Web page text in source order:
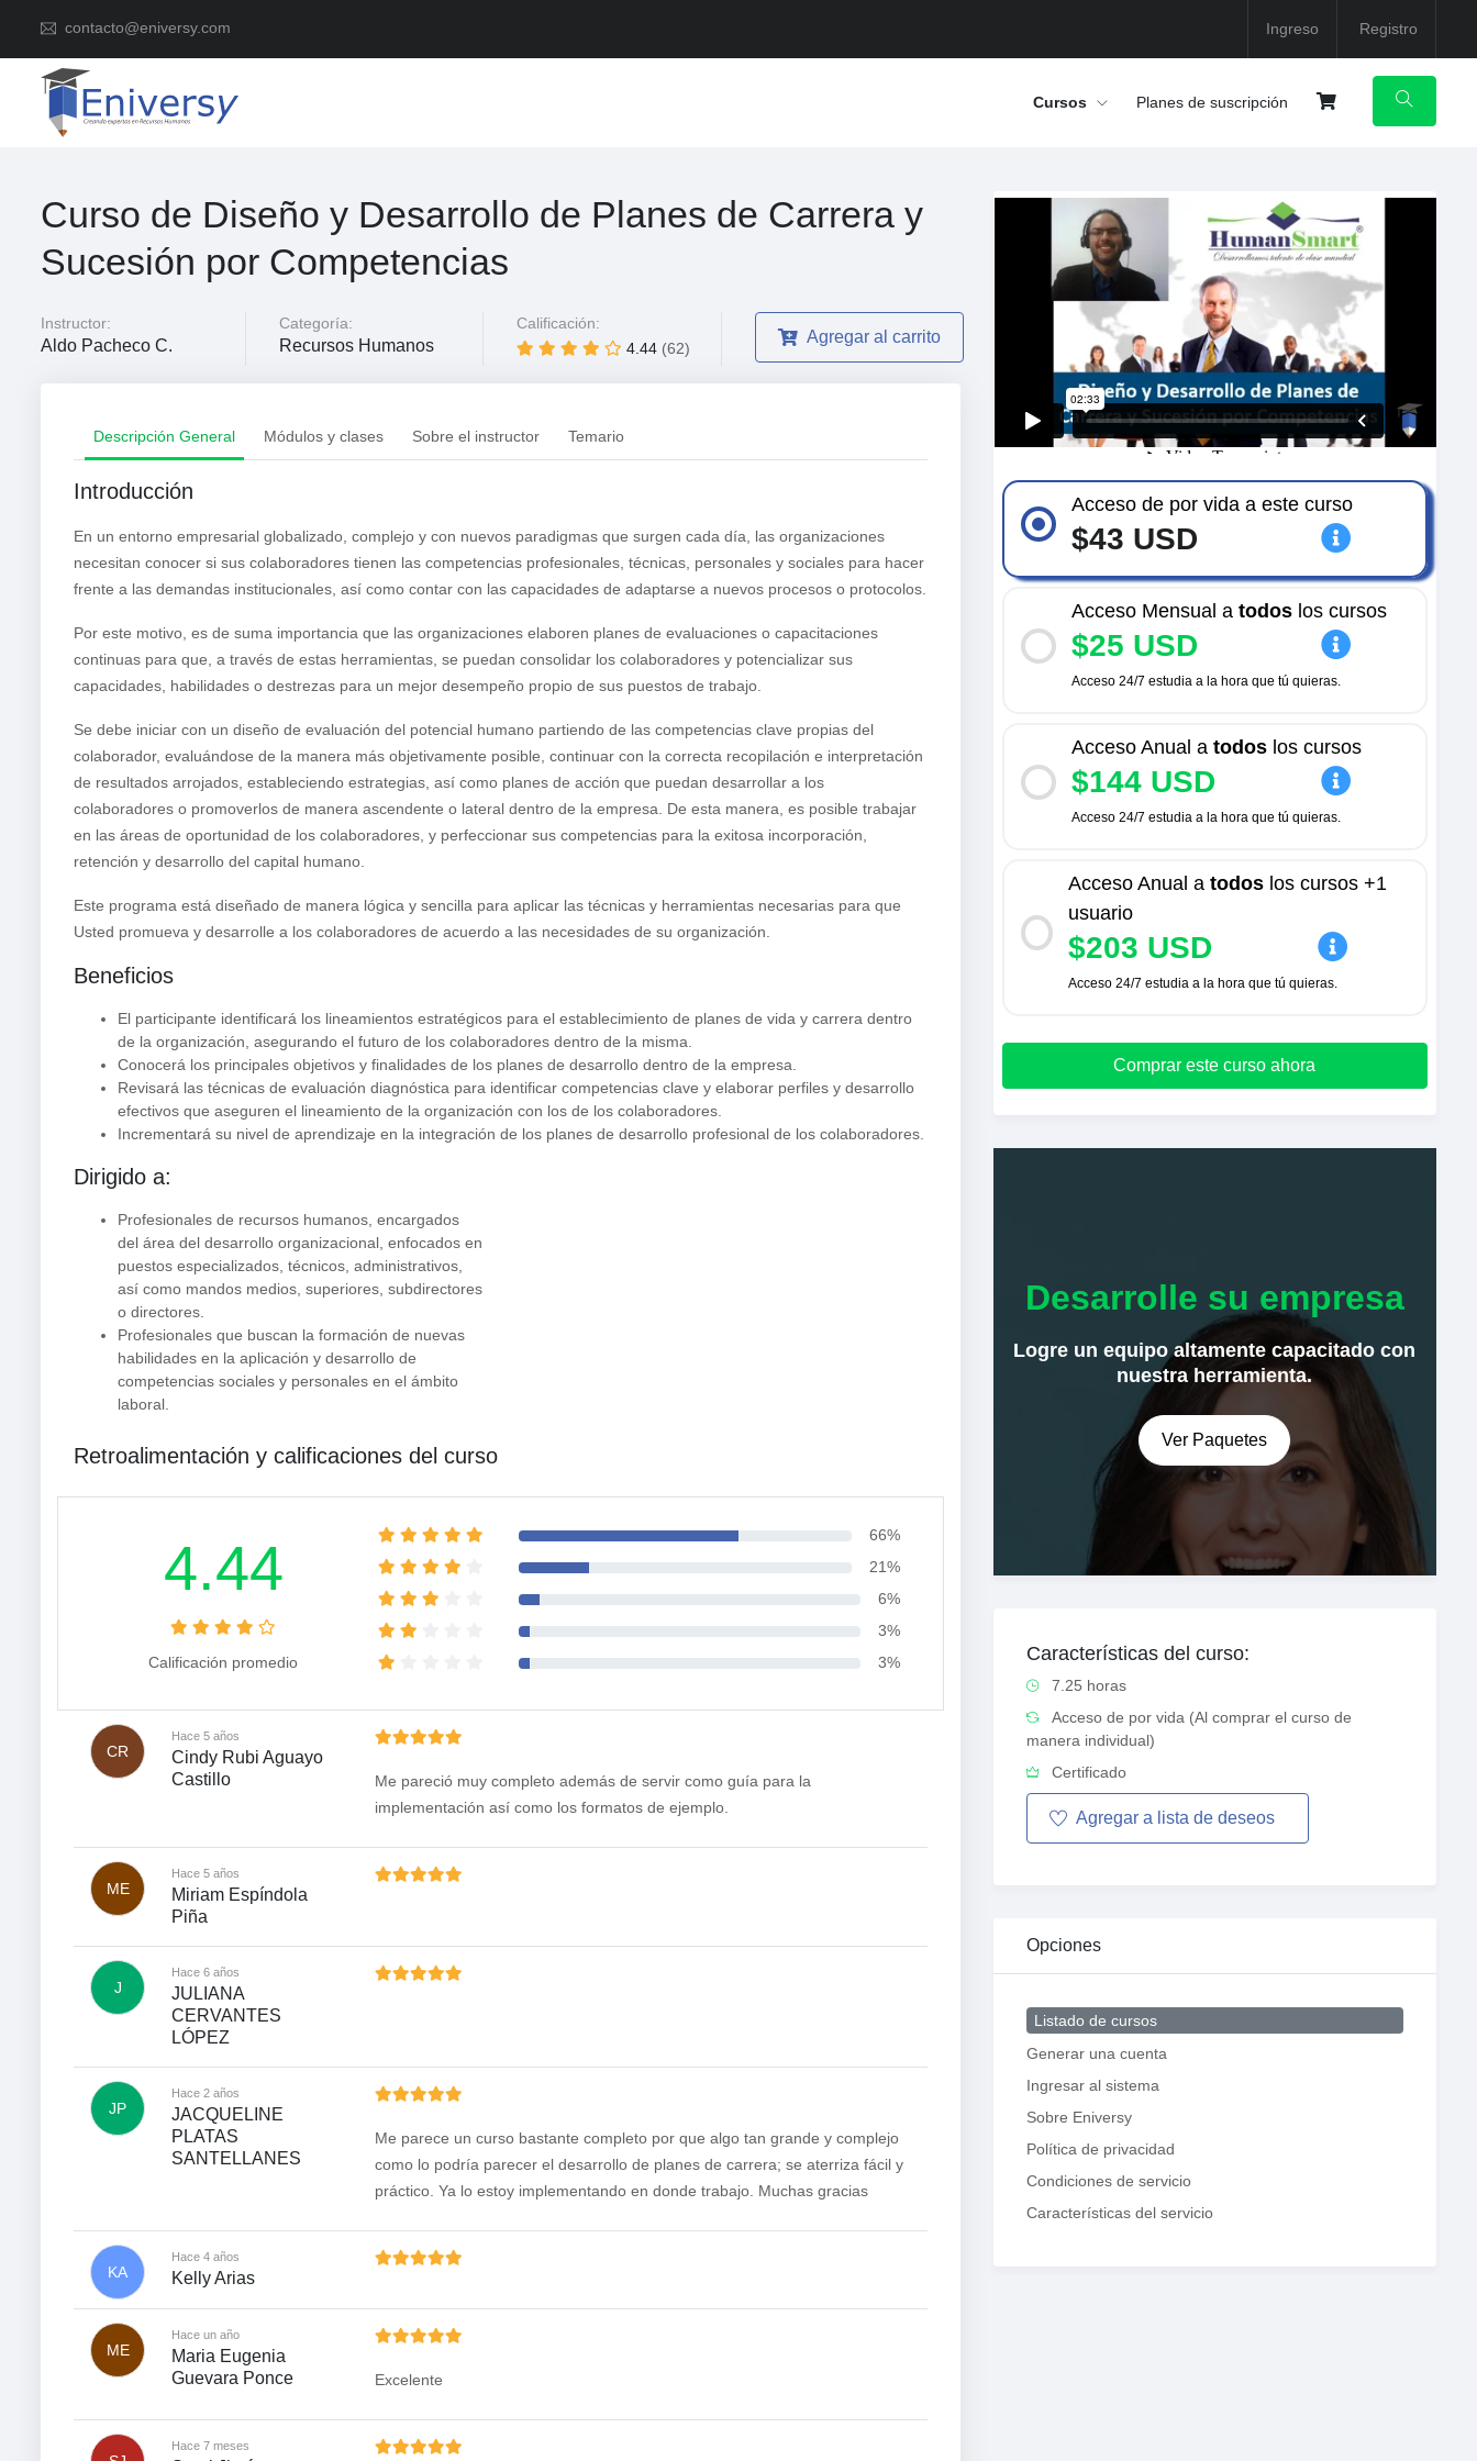
contacto@eniversy.com Ingreso Registro
Cursos Planes de suscripción
Acceso de por vida a este curso
$43 USD
Acceso Mensual atodos los cursos
$25 USD
Acceso 24/7 estudia a la hora que tú quieras.
Acceso Anual atodos los cursos
$144 USD
Acceso 24/7 estudia a la hora que tú quieras.
Acceso Anual atodos los cursos +1
usuario
$203 USD
Acceso 24/7 estudia a la hora que tú quieras.
Comprar este curso ahora
Desarrolle su empresa
Logre un equipo altamente capacitado con
nuestra herramienta.
Ver Paquetes
Características del curso:
7.25 horas
Acceso de por vida (Al comprar el curso de
manera individual)
Certificado
Agregar a lista de deseos
Opciones
Listado de cursos
Generar una cuenta
Ingresar al sistema
Sobre Eniversy
Política de privacidad
Condiciones de servicio
Características del servicio
Curso de Diseño y Desarrollo de Planes de Carrera y
Sucesión por Competencias
Instructor:
Aldo Pacheco C.
Categoría:
Recursos Humanos
Calificación:
4.44 (62)
Agregar al carrito
Descripción General Módulos y clases Sobre el instructor Temario
Introducción
En un entorno empresarial globalizado, complejo y con nuevos paradigmas que surgen cada día, las organizaciones
necesitan conocer si sus colaboradores tienen las competencias profesionales, técnicas, personales y sociales para hacer
frente a las demandas institucionales, así como contar con las capacidades de adaptarse a nuevos procesos o protocolos.
Por este motivo, es de suma importancia que las organizaciones elaboren planes de evaluaciones o capacitaciones
continuas para que, a través de estas herramientas, se puedan consolidar los colaboradores y potencializar sus
capacidades, habilidades o destrezas para un mejor desempeño propio de sus puestos de trabajo.
Se debe iniciar con un diseño de evaluación del potencial humano partiendo de las competencias clave propias del
colaborador, evaluándose de la manera más objetivamente posible, continuar con la correcta recopilación e interpretación
de resultados arrojados, estableciendo estrategias, así como planes de acción que puedan desarrollar a los
colaboradores o promoverlos de manera ascendente o lateral dentro de la empresa. De esta manera, es posible trabajar
en las áreas de oportunidad de los colaboradores, y perfeccionar sus competencias para la exitosa incorporación,
retención y desarrollo del capital humano.
Este programa está diseñado de manera lógica y sencilla para aplicar las técnicas y herramientas necesarias para que
Usted promueva y desarrolle a los colaboradores de acuerdo a las necesidades de su organización.
Beneficios
El participante identificará los lineamientos estratégicos para el establecimiento de planes de vida y carrera dentro
de la organización, asegurando el futuro de los colaboradores dentro de la misma.
Conocerá los principales objetivos y finalidades de los planes de desarrollo dentro de la empresa.
Revisará las técnicas de evaluación diagnóstica para identificar competencias clave y elaborar perfiles y desarrollo
efectivos que aseguren el lineamiento de la organización con los de los colaboradores.
Incrementará su nivel de aprendizaje en la integración de los planes de desarrollo profesional de los colaboradores.
Dirigido a:
Profesionales de recursos humanos, encargados
del área del desarrollo organizacional, enfocados en
puestos especializados, técnicos, administrativos,
así como mandos medios, superiores, subdirectores
o directores.
Profesionales que buscan la formación de nuevas
habilidades en la aplicación y desarrollo de
competencias sociales y personales en el ámbito
laboral.
Retroalimentación y calificaciones del curso
4.44
Calificación promedio
66%
21%
6%
3%
3%
CR
Hace 5 años
Cindy Rubi Aguayo
Castillo
Me pareció muy completo además de servir como guía para la
implementación así como los formatos de ejemplo.
ME
Hace 5 años
Miriam Espíndola
Piña
J
Hace 6 años
JULIANA
CERVANTES
LÓPEZ
JP
Hace 2 años
JACQUELINE
PLATAS
SANTELLANES
Me parece un curso bastante completo por que algo tan grande y complejo
como lo podría parecer el desarrollo de planes de carrera; se aterriza fácil y
práctico. Ya lo estoy implementando en donde trabajo. Muchas gracias
KA
Hace 4 años
Kelly Arias
ME
Hace un año
Maria Eugenia
Guevara Ponce
Excelente
Hace 7 meses